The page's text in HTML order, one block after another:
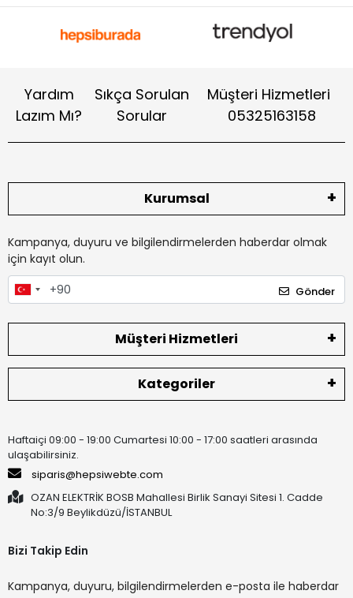
Yardım
Lazım Mı?
Sıkça Sorulan
Sorular
Müşteri Hizmetleri
05325163158
Kurumsal
Kampanya, duyuru ve bilgilendirmelerden haberdar olmak
için kayıt olun.
Gönder
Müşteri Hizmetleri
Kategoriler
Haftaiçi 09:00 - 19:00 Cumartesi 10:00 - 17:00 saatleri arasında
ulaşabilirsiniz.
siparis@hepsiwebte.com
OZAN ELEKTRİK BOSB Mahallesi Birlik Sanayi Sitesi 1. Cadde
No:3/9 Beylikdüzü/İSTANBUL
Bizi Takip Edin
Kampanya, duyuru, bilgilendirmelerden e-posta ile haberdar